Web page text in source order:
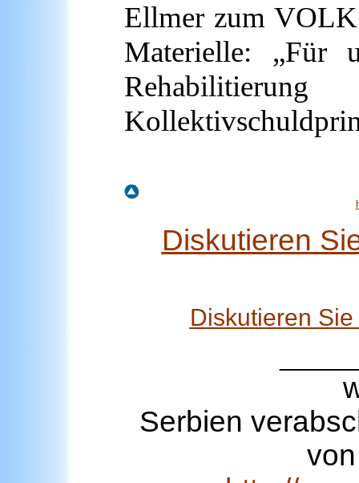
Ellmer zum
Materielle: „Für
Diskutieren
Diskutieren
Serbien